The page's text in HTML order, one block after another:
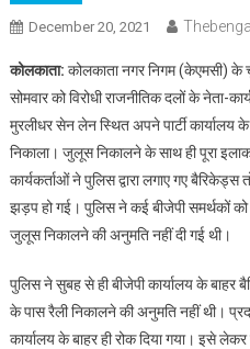
December 20, 2021
कोलकाता: कोलकाता नगर निगम (केएमसी) के
सोमवार को विरोधी राजनीतिक दलों के नेता-
मुरलीधर सेन लेन स्थित अपने पार्टी कार्यालय
निकाला। जुलूस निकालने के साथ ही पूरा
कार्यकर्ताओं ने पुलिस द्वारा लगाए गए
झड़प हो गई। पुलिस ने कई बीजेपी समर्थकों को
जुलूस निकालने की अनुमति नहीं दी गई थी।
पुलिस ने सुबह से ही बीजेपी कार्यालय के बाहर
के पास रैली निकालने की अनुमति नहीं थी।
कार्यालय के बाहर ही रोक दिया गया। इसे